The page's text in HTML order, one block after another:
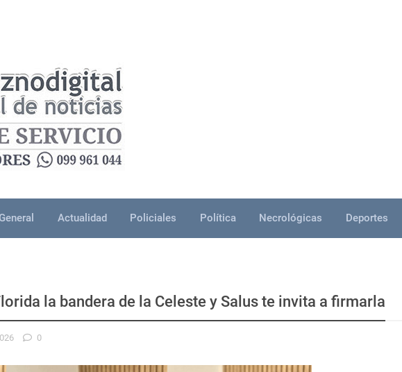
Actualidad Policiales Política Necrológicas Deportes
la bandera de la Celeste y Salus te invita a firmarla
0